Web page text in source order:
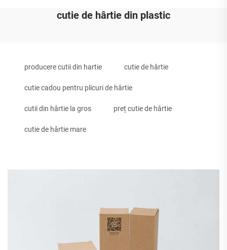
cutie de hârtie din plastic
producere cutii din hartie cutie de hârtie
cutie cadou pentru plicuri de hârtie
cutii din hârtie la gros preț cutie de hârtie
cutie de hârtie mare